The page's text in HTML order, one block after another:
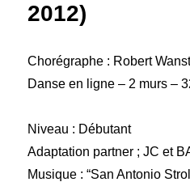
2012)
Chorégraphe : Robert
Danse en ligne – 2 murs –
Niveau : Débutant
Adaptation partner ; JC et
Musique : “San Antonio